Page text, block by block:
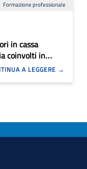
Formazione professionale
in cassa
coinvolti in
A LEGGERE